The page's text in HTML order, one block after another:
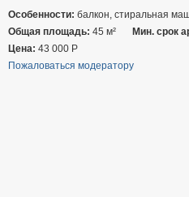
Особенности: балкон, стиральная
Общая площадь: 45 м² Мин. срок
Цена: 43 000 Р
Пожаловаться модератору